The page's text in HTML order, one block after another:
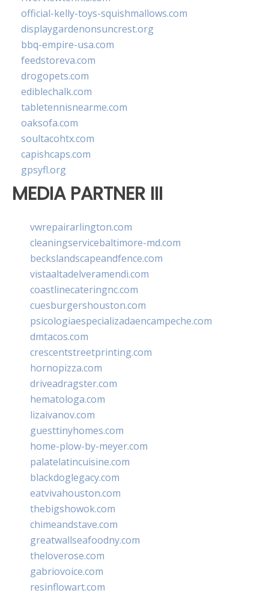
official-kelly-toys-squishmallows.com
displaygardenonsuncrest.org
bbq-empire-usa.com
feedstoreva.com
drogopets.com
ediblechalk.com
tabletennisnearme.com
oaksofa.com
soultacohtx.com
capishcaps.com
gpsyfl.org
MEDIA PARTNER III
vwrepairarlington.com
cleaningservicebaltimore-md.com
beckslandscapeandfence.com
vistaaltadelveramendi.com
coastlinecateringnc.com
cuesburgershouston.com
psicologiaespecializadaencampeche.com
dmtacos.com
crescentstreetprinting.com
hornopizza.com
driveadragster.com
hematologa.com
lizaivanov.com
guesttinyhomes.com
home-plow-by-meyer.com
palatelatincuisine.com
blackdoglegacy.com
eatvivahouston.com
thebigshowok.com
chimeandstave.com
greatwallseafoodny.com
theloverose.com
gabriovoice.com
resinflowart.com